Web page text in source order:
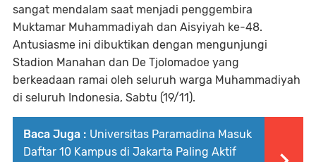
sangat mendalam saat menjadi penggembira
Muktamar Muhammadiyah dan Aisyiyah ke-48.
Antusiasme ini dibuktikan dengan mengunjungi
Stadion Manahan dan De Tjolomadoe yang
berkeadaan ramai oleh seluruh warga Muhammadiyah
di seluruh Indonesia, Sabtu (19/11).
Baca Juga : Universitas Paramadina Masuk
Daftar 10 Kampus di Jakarta Paling Aktif